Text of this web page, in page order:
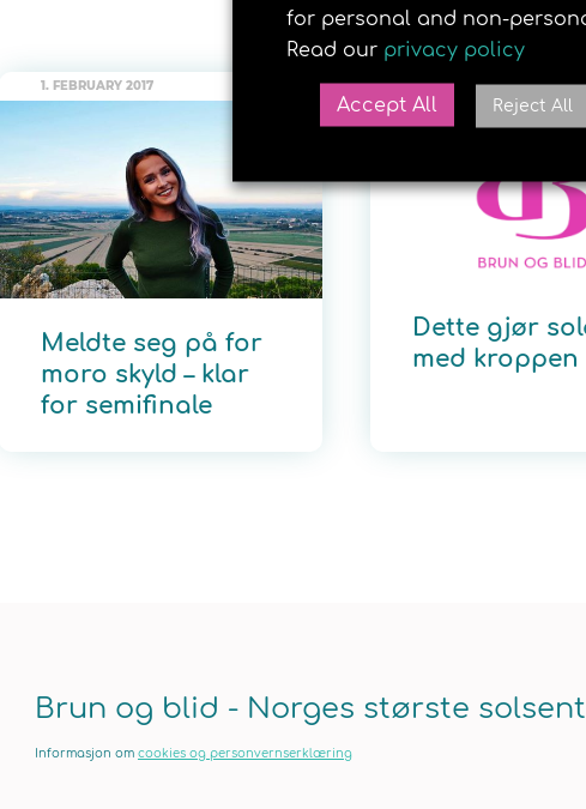
RELATERTE
1. FEBRUARY 2017
Meldte seg på for
moro skyld – klar
for semifinale
18. APRIL 2018
Dette gjør
med kroppen
Brun og blid - Norges største
Informasjon om cookies og personvernserklæring
for personal and non-
Read our privacy policy
Accept All Reject All